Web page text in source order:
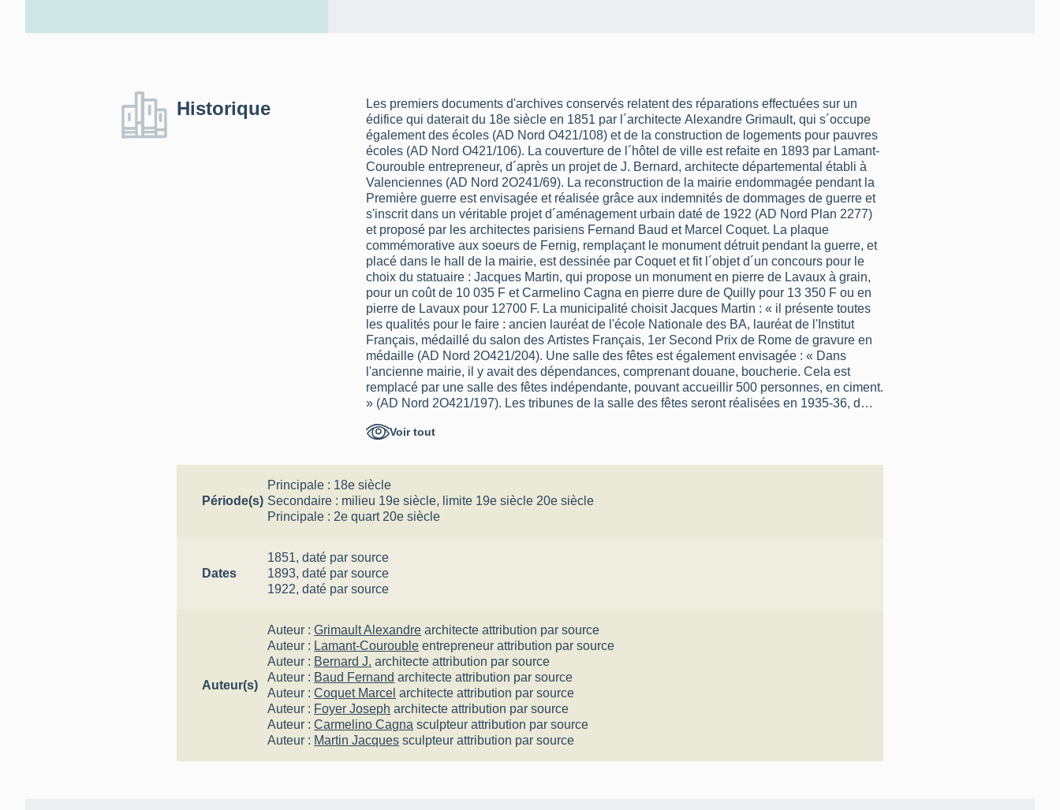
Historique
Les premiers documents d'archives conservés relatent des réparations effectuées sur un
édifice qui daterait du 18e siècle en 1851 par l´architecte Alexandre Grimault, qui s´occupe
également des écoles (AD Nord O421/108) et de la construction de logements pour pauvres
écoles (AD Nord O421/106). La couverture de l´hôtel de ville est refaite en 1893 par Lamant-
Courouble entrepreneur, d´après un projet de J. Bernard, architecte départemental établi à
Valenciennes (AD Nord 2O241/69). La reconstruction de la mairie endommagée pendant la
Première guerre est envisagée et réalisée grâce aux indemnités de dommages de guerre et
s'inscrit dans un véritable projet d´aménagement urbain daté de 1922 (AD Nord Plan 2277)
et proposé par les architectes parisiens Fernand Baud et Marcel Coquet. La plaque
commémorative aux soeurs de Fernig, remplaçant le monument détruit pendant la guerre, et
placé dans le hall de la mairie, est dessinée par Coquet et fit l´objet d´un concours pour le
choix du statuaire : Jacques Martin, qui propose un monument en pierre de Lavaux à grain,
pour un coût de 10 035 F et Carmelino Cagna en pierre dure de Quilly pour 13 350 F ou en
pierre de Lavaux pour 12700 F. La municipalité choisit Jacques Martin : « il présente toutes
les qualités pour le faire : ancien lauréat de l'école Nationale des BA, lauréat de l'Institut
Français, médaillé du salon des Artistes Français, 1er Second Prix de Rome de gravure en
médaille (AD Nord 2O421/204). Une salle des fêtes est également envisagée : « Dans
l'ancienne mairie, il y avait des dépendances, comprenant douane, boucherie. Cela est
remplacé par une salle des fêtes indépendante, pouvant accueillir 500 personnes, en ciment.
» (AD Nord 2O421/197). Les tribunes de la salle des fêtes seront réalisées en 1935-36, d
Voir tout
Période(s)
Principale : 18e siècle
Secondaire : milieu 19e siècle, limite 19e siècle 20e siècle
Principale : 2e quart 20e siècle
Dates
1851,daté par source
1893,daté par source
1922,daté par source
Auteur(s)
Auteur :Grimault Alexandre architecte attribution par source
Auteur : Lamant-Courouble entrepreneur attribution par source
Auteur : Bernard J. architecte attribution par source
Auteur : Baud Fernand architecte attribution par source
Auteur :Coquet Marcel architecte attribution par source
Auteur : Foyer Joseph architecte attribution par source
Auteur :Carmelino Cagna sculpteur attribution par source
Auteur : Martin Jacques sculpteur attribution par source